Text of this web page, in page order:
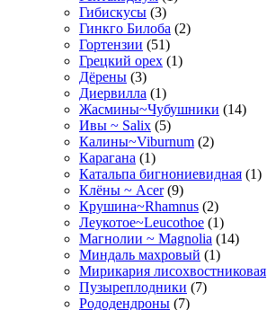
Гибискусы (3)
Гинкго Билоба (2)
Гортензии (51)
Грецкий орех (1)
Дёрены (3)
Диервилла (1)
Жасмины~Чубушники (14)
Ивы ~ Salix (5)
Калины~Viburnum (2)
Карагана (1)
Катальпа бигнониевидная (1)
Клёны ~ Acer (9)
Крушина~Rhamnus (2)
Леукотое~Leucothoe (1)
Магнолии ~ Magnolia (14)
Миндаль махровый (1)
Мирикария лисохвостниковая
Пузыреплодники (7)
Рододендроны (7)